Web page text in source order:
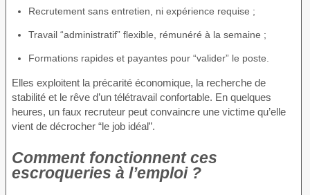
Recrutement sans entretien, ni expérience requise ;
Travail “administratif” flexible, rémunéré à la semaine ;
Formations rapides et payantes pour “valider” le poste.
Elles exploitent la précarité économique, la recherche de
stabilité et le rêve d’un télétravail confortable. En quelques
heures, un faux recruteur peut convaincre une victime qu’elle
vient de décrocher “le job idéal”.
Comment fonctionnent ces
escroqueries à l’emploi ?